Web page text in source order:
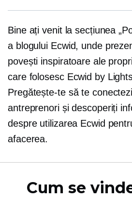
Bine ați venit la secțiunea
a blogului Ecwid, unde
povești inspiratoare ale
care folosesc Ecwid by
Pregătește-te să te
antreprenori și descoperiți
despre utilizarea Ecwid
afacerea.
Cum se